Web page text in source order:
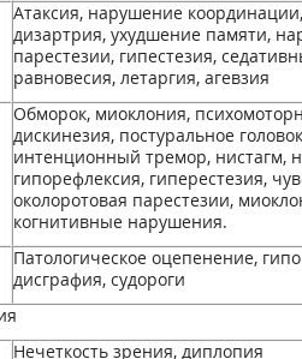
Атаксия, нарушение
дизартрия, ухудшение памяти,
парестезии, гипестезия,
равновесия, летаргия, агевзия
Обморок, миоклония,
дискинезия, постуральное
интенционный тремор, нистагм,
гипорефлексия, гиперестезия,
околоротовая парестезии,
когнитивные нарушения.
Патологическое оцепенение,
дисграфия, судороги
Нечеткость зрения, диплопия